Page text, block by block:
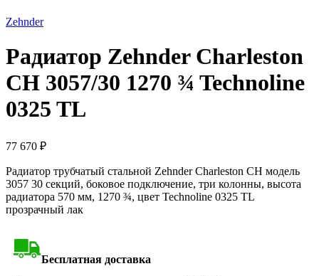
Zehnder
Радиатор Zehnder Charleston
CH 3057/30 1270 ¾ Technoline
0325 TL
77 670 ₽
Радиатор трубчатый стальной Zehnder Charleston CH модель
3057 30 секций, боковое подключение, три колонны, высота
радиатора 570 мм, 1270 ¾, цвет Technoline 0325 TL
прозрачный лак
Бесплатная доставка